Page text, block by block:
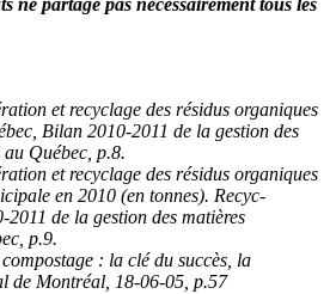
ne partage pas nécessairement tous les
et recyclage des résidus organiques
Bilan 2010-2011 de la gestion des
Québec, p.8.
et recyclage des résidus organiques
en 2010 (en tonnes). Recyc-
de la gestion des matières
p.9.
: la clé du succès, la
de Montréal, 18-06-05, p.57